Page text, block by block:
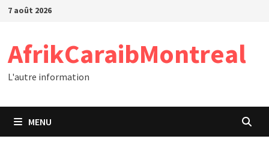
Passer
7 août 2026
AfrikCaraibMontreal
L'autre information
MENU